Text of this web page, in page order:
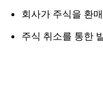
회사가 주식을 환
주식 취소를 통한